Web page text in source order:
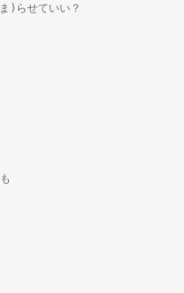
らせていい？